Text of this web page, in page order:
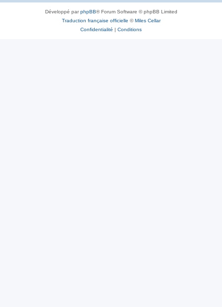
Développé parphpBB® Forum Software © phpBB Limited
Traduction française officielle ©Miles Cellar
Confidentialité | Conditions